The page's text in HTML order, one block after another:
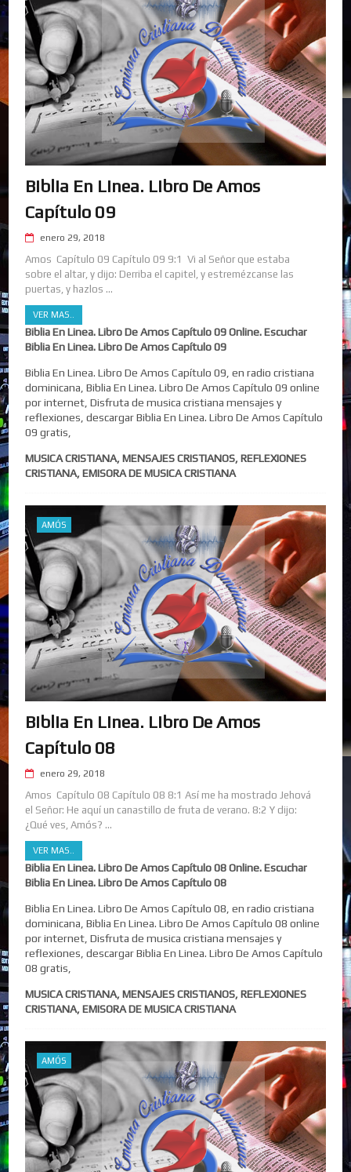
Biblia En Linea. Libro De Amos
Capítulo 09
enero 29, 2018
Amos Capítulo 09 Capítulo 09 9:1 Vi al Señor que estaba
sobre el altar, y dijo: Derriba el capitel, y estremézcanse las
puertas, y hazlos ...
VER MAS..
Biblia En Linea. Libro De Amos Capítulo 09 Online. Escuchar
Biblia En Linea. Libro De Amos Capítulo 09
Biblia En Linea. Libro De Amos Capítulo 09, en radio cristiana
dominicana, Biblia En Linea. Libro De Amos Capítulo 09 online
por internet, Disfruta de musica cristiana mensajes y
reflexiones, descargar Biblia En Linea. Libro De Amos Capítulo
09 gratis,
MUSICA CRISTIANA, MENSAJES CRISTIANOS, REFLEXIONES
CRISTIANA, EMISORA DE MUSICA CRISTIANA
AMÓS
Biblia En Linea. Libro De Amos
Capítulo 08
enero 29, 2018
Amos Capítulo 08 Capítulo 08 8:1 Así me ha mostrado Jehová
el Señor: He aquí un canastillo de fruta de verano. 8:2 Y dijo:
¿Qué ves, Amós? ...
VER MAS..
Biblia En Linea. Libro De Amos Capítulo 08 Online. Escuchar
Biblia En Linea. Libro De Amos Capítulo 08
Biblia En Linea. Libro De Amos Capítulo 08, en radio cristiana
dominicana, Biblia En Linea. Libro De Amos Capítulo 08 online
por internet, Disfruta de musica cristiana mensajes y
reflexiones, descargar Biblia En Linea. Libro De Amos Capítulo
08 gratis,
MUSICA CRISTIANA, MENSAJES CRISTIANOS, REFLEXIONES
CRISTIANA, EMISORA DE MUSICA CRISTIANA
AMÓS